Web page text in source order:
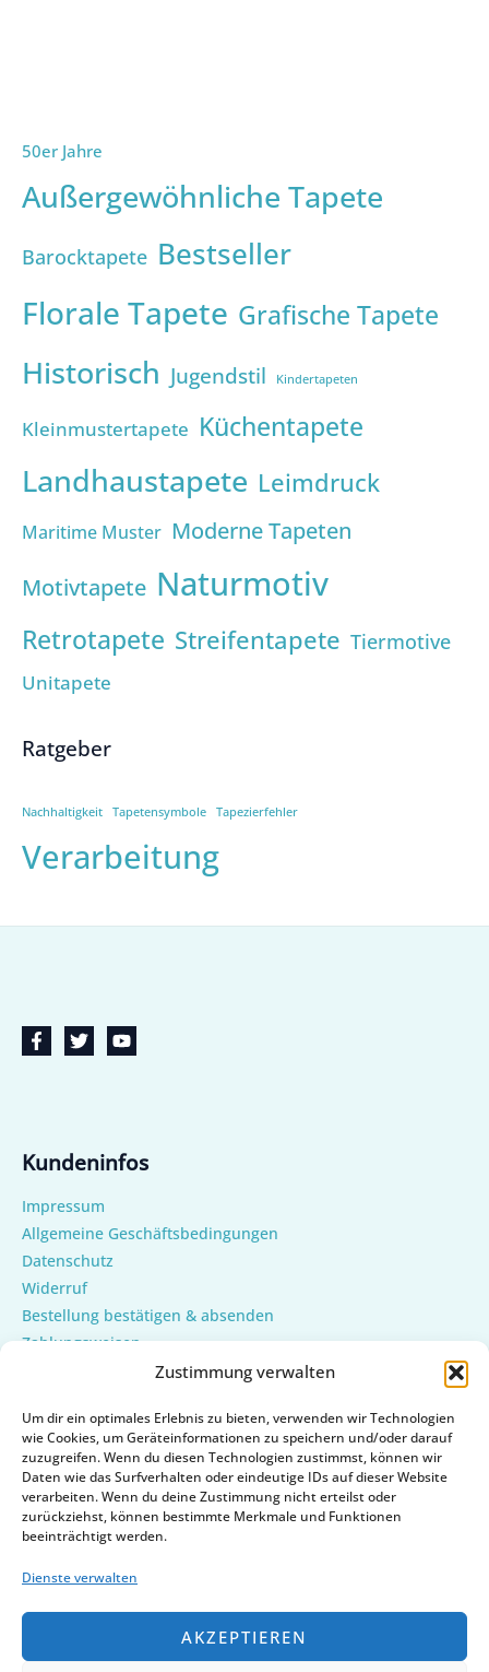
Zustimmung verwalten
Um dir ein optimales Erlebnis zu bieten, verwenden wir Technologien
wie Cookies, um Geräteinformationen zu speichern und/oder darauf
zuzugreifen. Wenn du diesen Technologien zustimmst, können wir
Daten wie das Surfverhalten oder eindeutige IDs auf dieser Website
verarbeiten. Wenn du deine Zustimmung nicht erteilst oder
zurückziehst, können bestimmte Merkmale und Funktionen
beeinträchtigt werden.
Dienste verwalten
AKZEPTIEREN
50er Jahre
Außergewöhnliche Tapete
Barocktapete Bestseller
Florale Tapete Grafische Tapete
Historisch Jugendstil Kindertapeten
Kleinmustertapete Küchentapete
Landhaustapete Leimdruck
Maritime Muster Moderne Tapeten
Motivtapete Naturmotiv
Retrotapete Streifentapete Tiermotive
Unitapete
Ratgeber
Nachhaltigkeit Tapetensymbole Tapezierfehler
Verarbeitung
Kundeninfos
Impressum
Allgemeine Geschäftsbedingungen
Datenschutz
Widerruf
Bestellung bestätigen & absenden
Zahlungsweisen
Versand & Lieferung
Cookie-Richtlinie (EU)